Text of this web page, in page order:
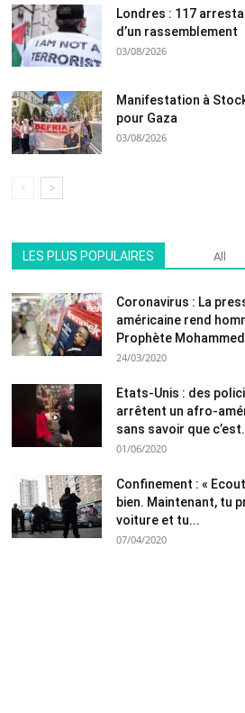
Londres : 117
d’un rassemblement
03/08/2026
Manifestation à
pour Gaza
03/08/2026
LES PLUS POPULAIRES All
Coronavirus : La
américaine rend
24/03/2020
Etats-Unis : des
arrêtent un afro-
sans savoir que
01/06/2020
Confinement : «
bien. Maintenant, tu
voiture et tu...
07/04/2020